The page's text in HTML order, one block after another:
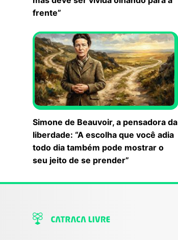
frente”
Simone de Beauvoir, a pensadora da
liberdade: “A escolha que você adia
todo dia também pode mostrar o
seu jeito de se prender”